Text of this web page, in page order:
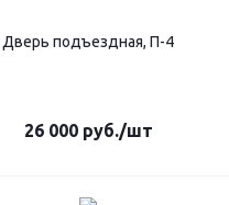
Дверь подъездная, П-4
26 000руб./шт